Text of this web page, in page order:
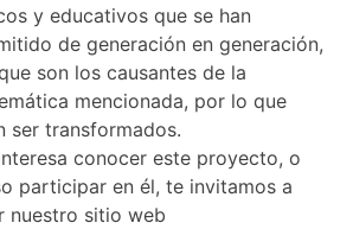
y educativos que se han
de generación en generación,
son los causantes de la
mencionada, por lo que
ser transformados.
conocer este proyecto, o
participar en él, te invitamos a
nuestro sitio web